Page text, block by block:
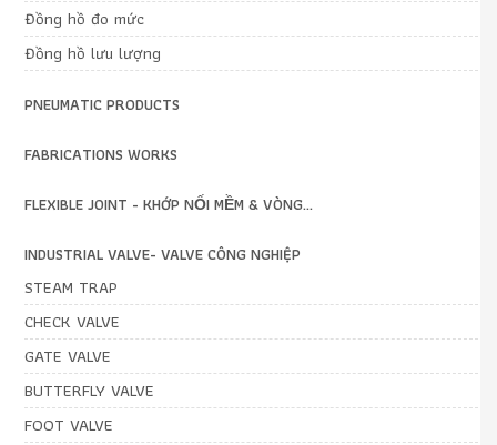
Đồng hồ đo mức
Đồng hồ lưu lượng
PNEUMATIC PRODUCTS
FABRICATIONS WORKS
FLEXIBLE JOINT - KHỚP NỐI MỀM & VÒNG...
INDUSTRIAL VALVE- VALVE CÔNG NGHIỆP
STEAM TRAP
CHECK VALVE
GATE VALVE
BUTTERFLY VALVE
FOOT VALVE